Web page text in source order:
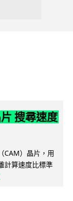
搜尋速度
CAM）晶片，用
計算速度比標準